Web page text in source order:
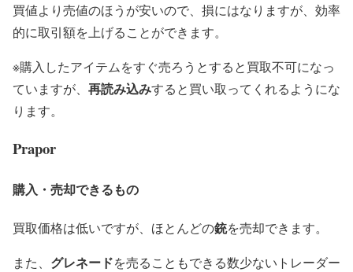
買値より売値のほうが安いので、損にはなりますが、効率
的に取引額を上げることができます。
※購入したアイテムをすぐ売ろうとすると買取不可になっ
ていますが、 再読み込みすると買い取ってくれるようにな
ります。
Prapor
購入・売却できるもの
買取価格は低いですが、ほとんどの銃を売却できます。
また、 グレネードを売ることもできる数少ないトレーダー